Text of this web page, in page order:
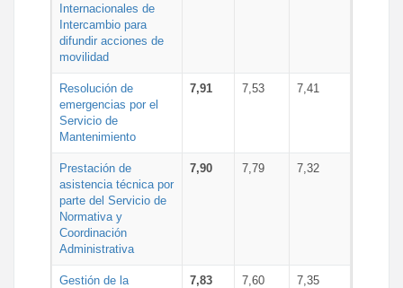
Internacionales de
Intercambio para
difundir acciones de
movilidad
Resolución de
emergencias por el
Servicio de
Mantenimiento
7,91 7,53 7,41
Prestación de
asistencia técnica por
parte del Servicio de
Normativa y
Coordinación
Administrativa
7,90 7,79 7,32
Gestión de la
7,83 7,60 7,35